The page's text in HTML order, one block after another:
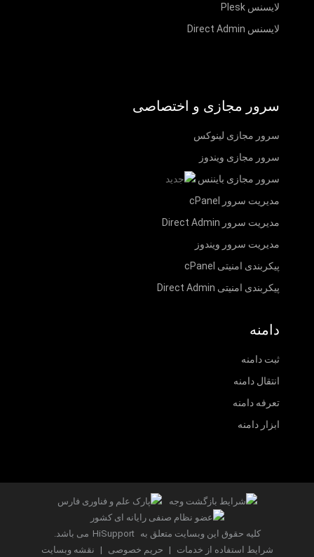
لایسنس Plesk
لایسنس Direct Admin
سرور مجازی و اختصاصی
سرور مجازی لینوکس
سرور مجازی ویندوز
سرور مجازی بایننس
مدیریت سرور cPanel
مدیریت سرور Direct Admin
مدیریت سرور ویندوز
پیکربندی امنیتی cPanel
پیکربندی امنیتی Direct Admin
دامنه
ثبت دامنه
انتقال دامنه
تعرفه دامنه
ابزار دامنه
کلیه حقوق این وبسایت متعلق به HiSupport می باشد.
شرایط استفاده از خدمات
| حریم خصوصی | نقشه وبسایت